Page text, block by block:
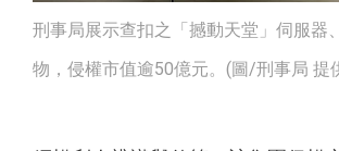
刑事局展示查扣之「撼動天堂」伺服器
物，侵權市值逾50億元。(圖/刑事局 提